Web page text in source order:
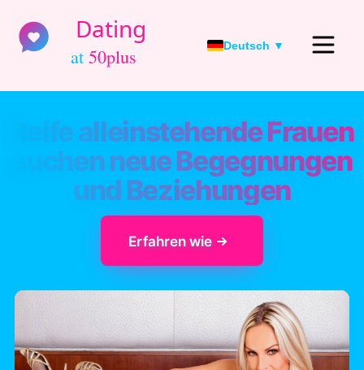
Deutsch ▼
Reife alleinstehende Frauen
suchen neue Begegnungen
und Beziehungen
Erfahren wie